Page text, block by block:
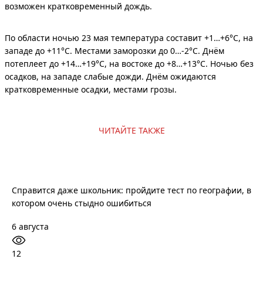
возможен кратковременный дождь.
По области ночью 23 мая температура составит +1…+6°C, на
западе до +11°C. Местами заморозки до 0…-2°C. Днём
потеплеет до +14…+19°C, на востоке до +8…+13°C. Ночью без
осадков, на западе слабые дожди. Днём ожидаются
кратковременные осадки, местами грозы.
ЧИТАЙТЕ ТАКЖЕ
Справится даже школьник: пройдите тест по географии, в
котором очень стыдно ошибиться
6 августа
12